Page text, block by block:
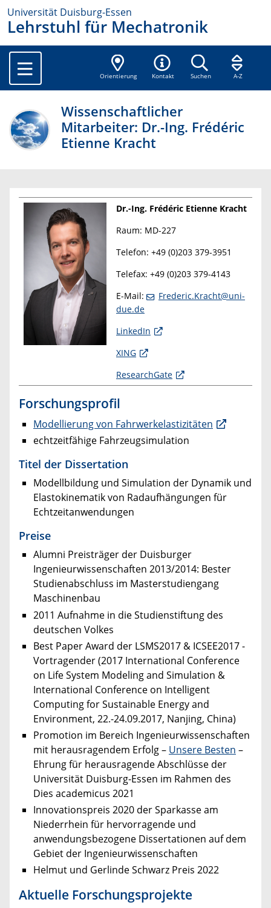
Universität Duisburg-Essen
Lehrstuhl für Mechatronik
Orientierung Kontakt Suchen A-Z
Wissenschaftlicher
Mitarbeiter: Dr.-Ing. Frédéric
Etienne Kracht
Dr.-Ing. Frédéric Etienne Kracht
​Raum: MD-227
Telefon: +49 (0)203 379-3951
Telefax: +49 (0)203 379-4143
E-Mail:
Frederic.Kracht@uni-
due.de
LinkedIn
XING
ResearchGate
Forschungsprofil
Modellierung von Fahrwerkelastizitäten
echtzeitfähige Fahrzeugsimulation
Titel der Dissertation
Modellbildung und Simulation der Dynamik und
Elastokinematik von Radaufhängungen für
Echtzeitanwendungen
Preise
Alumni Preisträger der Duisburger
Ingenieurwissenschaften 2013/2014: Bester
Studienabschluss im Masterstudiengang
Maschinenbau
2011 Aufnahme in die Studienstiftung des
deutschen Volkes
Best Paper Award der LSMS2017 & ICSEE2017 -
Vortragender (2017 International Conference
on Life System Modeling and Simulation &
International Conference on Intelligent
Computing for Sustainable Energy and
Environment, 22.-24.09.2017, Nanjing, China)
Promotion im Bereich Ingenieurwissenschaften
mit herausragendem Erfolg – Unsere Besten –
Ehrung für herausragende Abschlüsse der
Universität Duisburg-Essen im Rahmen des
Dies academicus 2021
Innovationspreis 2020 der Sparkasse am
Niederrhein für hervorragende und
anwendungsbezogene Dissertationen auf dem
Gebiet der Ingenieurwissenschaften
Helmut und Gerlinde Schwarz Preis 2022
Aktuelle Forschungsprojekte